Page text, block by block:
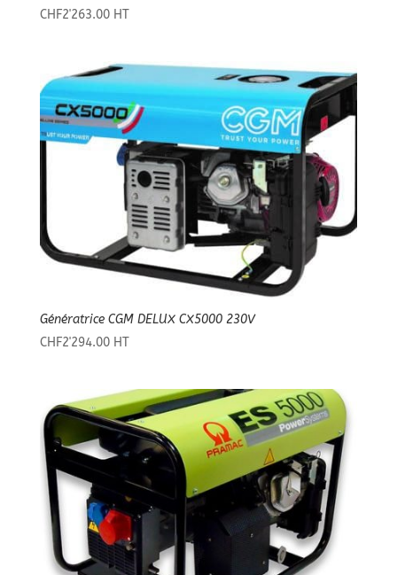
CHF2'263.00 HT
Génératrice CGM DELUX CX5000 230V
CHF2'294.00 HT